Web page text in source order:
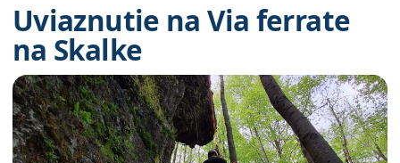
Uviaznutie na Via ferrate
na Skalke